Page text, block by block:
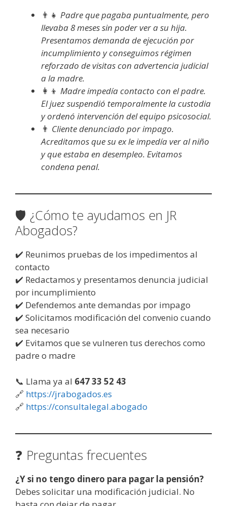
👨‍👧 Padre que pagaba puntualmente, pero
llevaba 8 meses sin poder ver a su hija.
Presentamos demanda de ejecución por
incumplimiento y conseguimos régimen
reforzado de visitas con advertencia judicial
a la madre.
👩‍👦 Madre impedía contacto con el padre.
El juez suspendió temporalmente la custodia
y ordenó intervención del equipo psicosocial.
👨 Cliente denunciado por impago.
Acreditamos que su ex le impedía ver al niño
y que estaba en desempleo. Evitamos
condena penal.
🛡️ ¿Cómo te ayudamos en JR
Abogados?
✔️ Reunimos pruebas de los impedimentos al
contacto
✔️ Redactamos y presentamos denuncia judicial
por incumplimiento
✔️ Defendemos ante demandas por impago
✔️ Solicitamos modificación del convenio cuando
sea necesario
✔️ Evitamos que se vulneren tus derechos como
padre o madre
📞 Llama ya al 647 33 52 43
🔗 https://jrabogados.es
🔗 https://consultalegal.abogado
❓ Preguntas frecuentes
¿Y si no tengo dinero para pagar la pensión?
Debes solicitar una modificación judicial. No